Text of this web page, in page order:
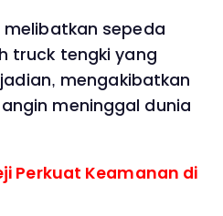
sepeda
truck tengki yang
mengakibatkan
meninggal dunia
Perkuat Keamanan di